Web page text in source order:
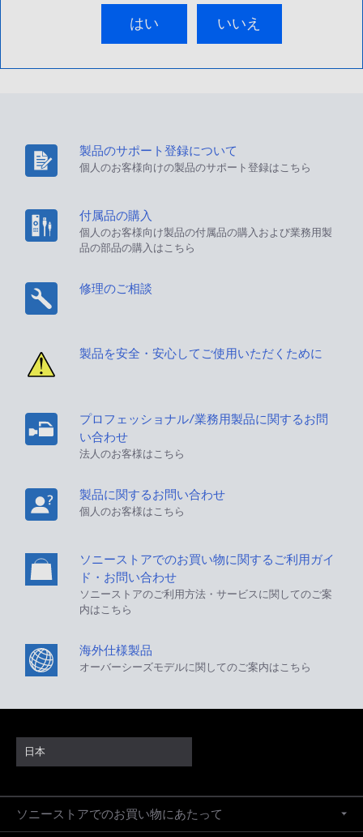
はい いいえ
製品のサポート登録について
個人のお客様向けの製品のサポート登録はこちら
付属品の購入
個人のお客様向け製品の付属品の購入および業務用製
品の部品の購入はこちら
修理のご相談
製品を安全・安心してご使用いただくために
プロフェッショナル/業務用製品に関するお問
い合わせ
法人のお客様はこちら
製品に関するお問い合わせ
個人のお客様はこちら
ソニーストアでのお買い物に関するご利用ガイ
ド・お問い合わせ
ソニーストアのご利用方法・サービスに関してのご案
内はこちら
海外仕様製品
オーバーシーズモデルに関してのご案内はこちら
日本
ソニーストアでのお買い物にあたって